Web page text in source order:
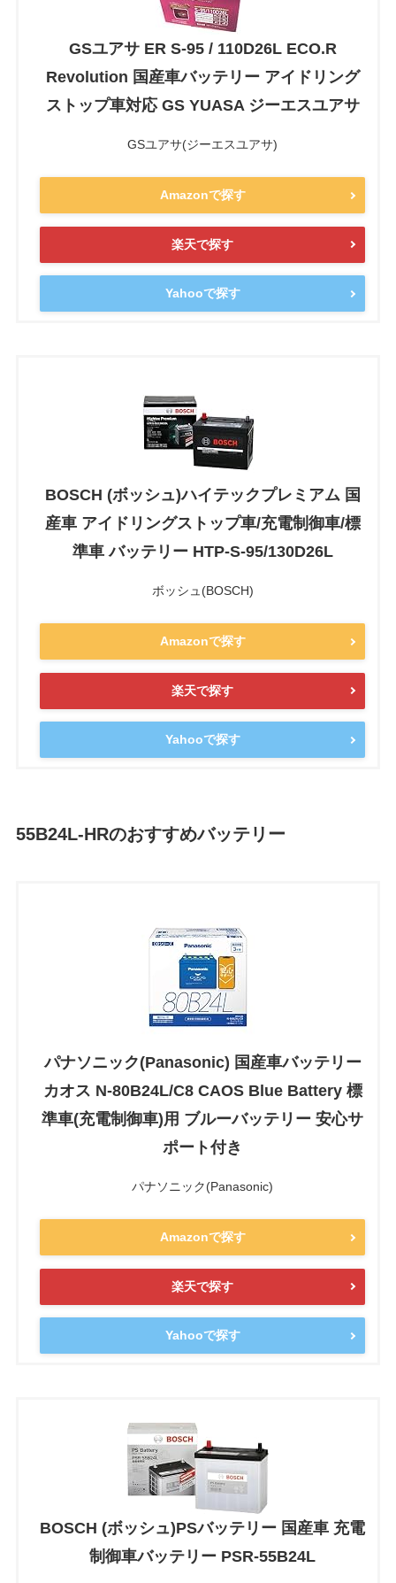
GSユアサ ER S-95 / 110D26L ECO.R
Revolution 国産車バッテリー アイドリング
ストップ車対応 GS YUASA ジーエスユアサ
GSユアサ(ジーエスユアサ)
Amazonで探す
楽天で探す
Yahooで探す
BOSCH (ボッシュ)ハイテックプレミアム 国
産車 アイドリングストップ車/充電制御車/標
準車 バッテリー HTP-S-95/130D26L
ボッシュ(BOSCH)
Amazonで探す
楽天で探す
Yahooで探す
55B24L-HRのおすすめバッテリー
パナソニック(Panasonic) 国産車バッテリー
カオス N-80B24L/C8 CAOS Blue Battery 標
準車(充電制御車)用 ブルーバッテリー 安心サ
ポート付き
パナソニック(Panasonic)
Amazonで探す
楽天で探す
Yahooで探す
BOSCH (ボッシュ)PSバッテリー 国産車 充電
制御車バッテリー PSR-55B24L